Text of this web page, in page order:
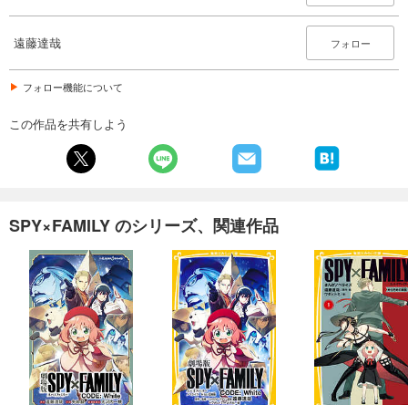
遠藤達哉 フォロー
フォロー機能について
この作品を共有しよう
SPY×FAMILY のシリーズ、関連作品